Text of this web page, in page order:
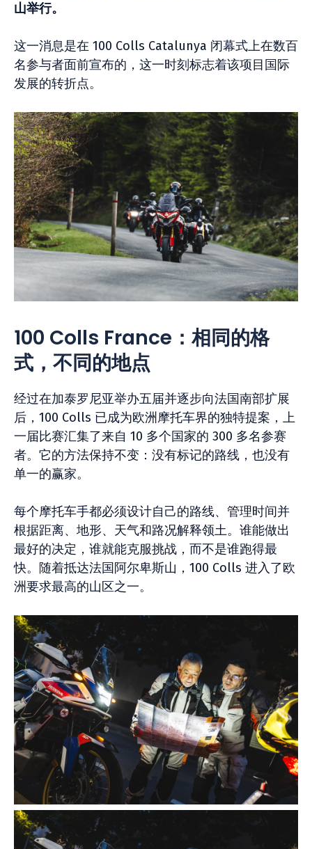
山举行。
这一消息是在 100 Colls Catalunya 闭幕式上在数百
名参与者面前宣布的，这一时刻标志着该项目国际
发展的转折点。
100 Colls France：相同的格
式，不同的地点
经过在加泰罗尼亚举办五届并逐步向法国南部扩展
后，100 Colls 已成为欧洲摩托车界的独特提案，上
一届比赛汇集了来自 10 多个国家的 300 多名参赛
者。它的方法保持不变：没有标记的路线，也没有
单一的赢家。
每个摩托车手都必须设计自己的路线、管理时间并
根据距离、地形、天气和路况解释领土。谁能做出
最好的决定，谁就能克服挑战，而不是谁跑得最
快。随着抵达法国阿尔卑斯山，100 Colls 进入了欧
洲要求最高的山区之一。